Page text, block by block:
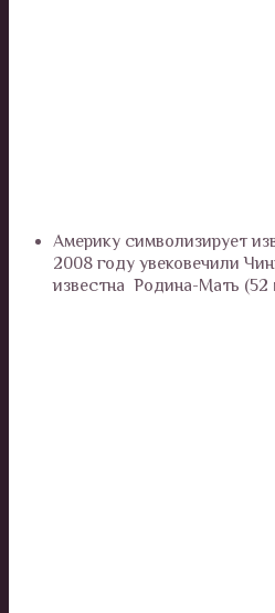
Америку символизирует
2008 году увековечили
известна Родина-Мать (52